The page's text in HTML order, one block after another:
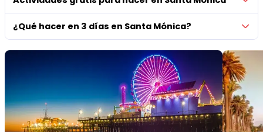
¿Qué hacer en 3 días en Santa Mónica?